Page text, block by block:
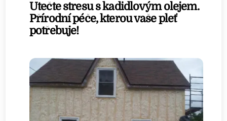
Utečte stresu s kadidlovým olejem.
Přírodní péče, kterou vaše pleť
potřebuje!